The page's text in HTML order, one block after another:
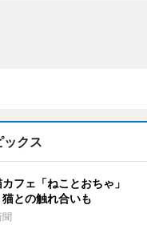
ックス
カフェ「ねことおちゃ」
との触れ合いも